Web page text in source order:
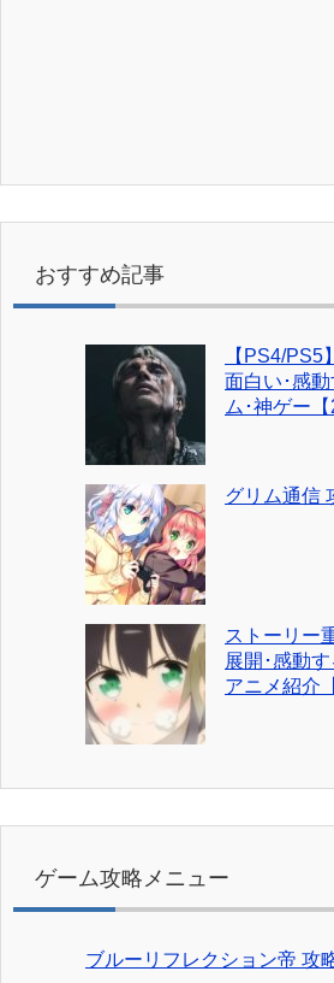
おすすめ記事
【PS4/
面白い･感
ム･神ゲー【
グリム通信
ストーリー
展開･感動
アニメ紹介
ゲーム攻略メニュー
ブルーリフレクション帝 攻